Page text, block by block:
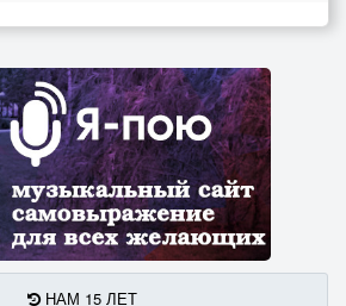
НАМ 15 ЛЕТ